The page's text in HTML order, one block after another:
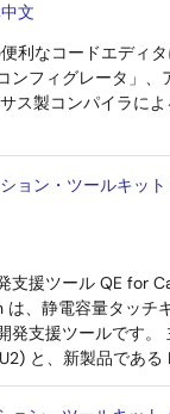
文
利なコードエディ
ンフィグレータ」
ス製コンパイラに
ション・ツールキ
支援ツール QE for
、静電容量タッチ
発支援ツールです
と、新製品である